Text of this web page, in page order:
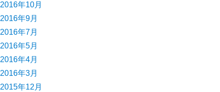
2016年10月
2016年9月
2016年7月
2016年5月
2016年4月
2016年3月
2015年12月